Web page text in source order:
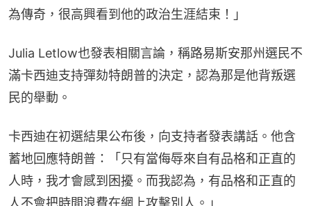
為傳奇，很高興看到他的政治生涯結束！」
Julia Letlow也發表相關言論，稱路易斯安那州選民不
滿卡西迪支持彈劾特朗普的決定，認為那是他背叛選
民的舉動。
卡西迪在初選結果公布後，向支持者發表講話。他含
蓄地回應特朗普：「只有當侮辱來自有品格和正直的
人時，我才會感到困擾。而我認為，有品格和正直的
人不會把時間浪費在網上攻擊別人。」